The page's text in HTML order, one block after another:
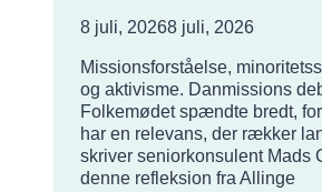
8 juli, 20268 juli, 2026
Missionsforståelse,
og aktivisme. Danmissions
Folkemødet spændte bredt,
har en relevans, der rækker
skriver seniorkonsulent Mads
denne refleksion fra Allinge